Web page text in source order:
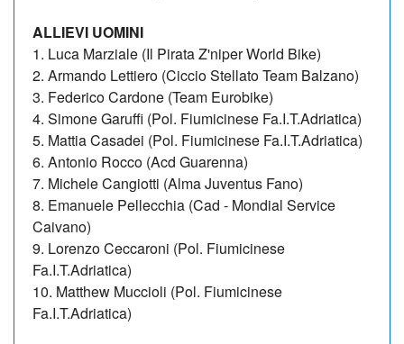
ALLIEVI UOMINI
1. Luca Marziale (Il Pirata Z'niper World Bike)
2. Armando Lettiero (Ciccio Stellato Team Balzano)
3. Federico Cardone (Team Eurobike)
4. Simone Garuffi (Pol. Fiumicinese Fa.I.T.Adriatica)
5. Mattia Casadei (Pol. Fiumicinese Fa.I.T.Adriatica)
6. Antonio Rocco (Acd Guarenna)
7. Michele Cangiotti (Alma Juventus Fano)
8. Emanuele Pellecchia (Cad - Mondial Service
Caivano)
9. Lorenzo Ceccaroni (Pol. Fiumicinese
Fa.I.T.Adriatica)
10. Matthew Muccioli (Pol. Fiumicinese
Fa.I.T.Adriatica)